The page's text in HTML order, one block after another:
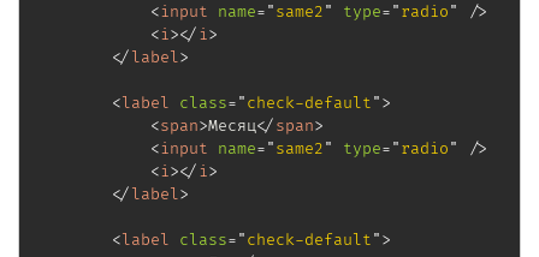
<input name="same2" type="radio"
/>
<i></i>
</label>
<label class="check-default">
<span>Месяц</span>
<input name="same2" type="radio"
/>
<i></i>
</label>
<label class="check-default">